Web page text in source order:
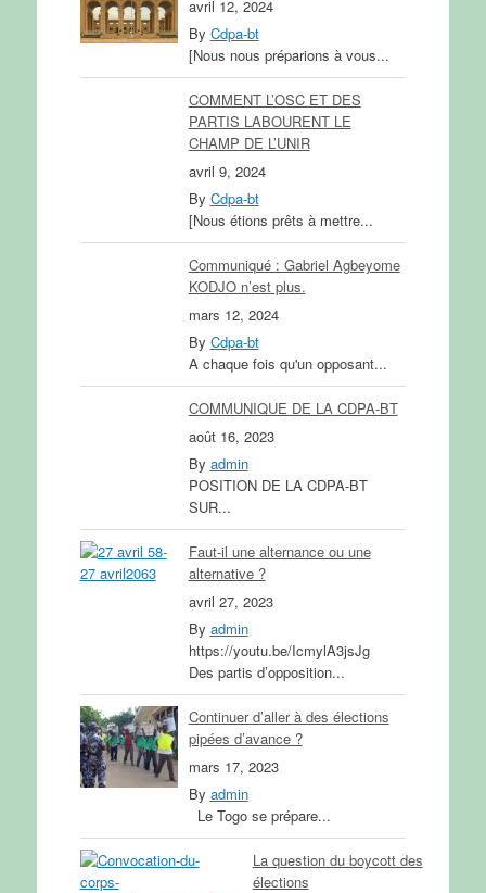
avril 12, 2024
By Cdpa-bt
[Nous nous préparions à vous...
COMMENT L’OSC ET DES
PARTIS LABOURENT LE
CHAMP DE L’UNIR
avril 9, 2024
By Cdpa-bt
[Nous étions prêts à mettre...
Communiqué : Gabriel Agbeyome
KODJO n’est plus.
mars 12, 2024
By Cdpa-bt
A chaque fois qu'un opposant...
COMMUNIQUE DE LA CDPA-BT
août 16, 2023
By admin
POSITION DE LA CDPA-BT
SUR...
Faut-il une alternance ou une
alternative ?
avril 27, 2023
By admin
https://youtu.be/IcmylA3jsJg
Des partis d’opposition...
Continuer d’aller à des élections
pipées d’avance ?
mars 17, 2023
By admin
Le Togo se prépare...
La question du boycott des
élections